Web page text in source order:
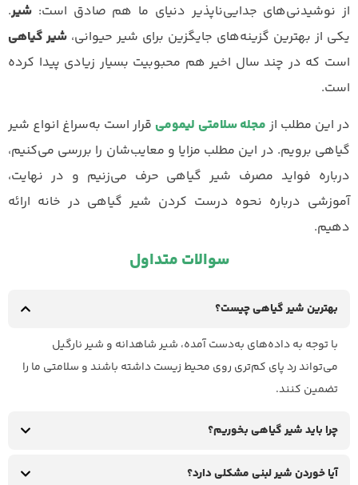
از نوشیدنی‌های جدایی‌ناپذیر دنیای ما هم صادق است: شیر.
یکی از بهترین گزینه‌های جایگزین برای شیر حیوانی، شیر گیاهی
است که در چند سال اخیر هم محبوبیت بسیار زیادی پیدا کرده
است.
در این مطلب از مجله سلامتی لیمومی قرار است به‌سراغ انواع شیر
گیاهی برویم. در این مطلب مزایا و معایب‌شان را بررسی می‌کنیم،
درباره فواید مصرف شیر گیاهی حرف می‌زنیم و در نهایت،
آموزشی درباره نحوه درست کردن شیر گیاهی در خانه ارائه
دهیم.
سوالات متداول
بهترین شیر گیاهی چیست؟
با توجه به داده‌‌های به‌دست آمده، شیر شاهدانه و شیر نارگیل
می‌تواند رد پای کم‌تری روی محیط زیست داشته باشند و سلامتی ما را
تضمین کنند.
چرا باید شیر گیاهی بخوریم؟
آیا خوردن شیر لبنی مشکلی دارد؟